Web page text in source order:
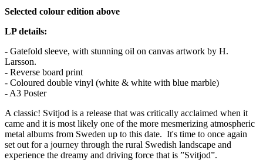
Selected colour edition above
LP details:
- Gatefold sleeve, with stunning oil on canvas artwork by H.
Larsson.
- Reverse board print
- Coloured double vinyl (white & white with blue marble)
- A3 Poster
A classic! Svitjod is a release that was critically acclaimed when it
came and it is most likely one of the more mesmerizing atmospheric
metal albums from Sweden up to this date. It's time to once again
set out for a journey through the rural Swedish landscape and
experience the dreamy and driving force that is ”Svitjod”.